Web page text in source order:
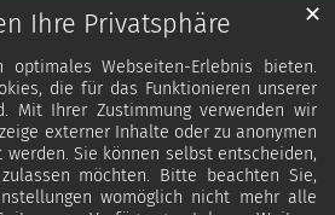
Ihre Privatsphäre
Webseiten-Erlebnis bieten.
die für das Funktionieren unserer
Mit Ihrer Zustimmung verwenden wir
externer Inhalte oder zu anonymen
Sie können selbst entscheiden,
möchten. Bitte beachten Sie,
womöglich nicht mehr alle
✕